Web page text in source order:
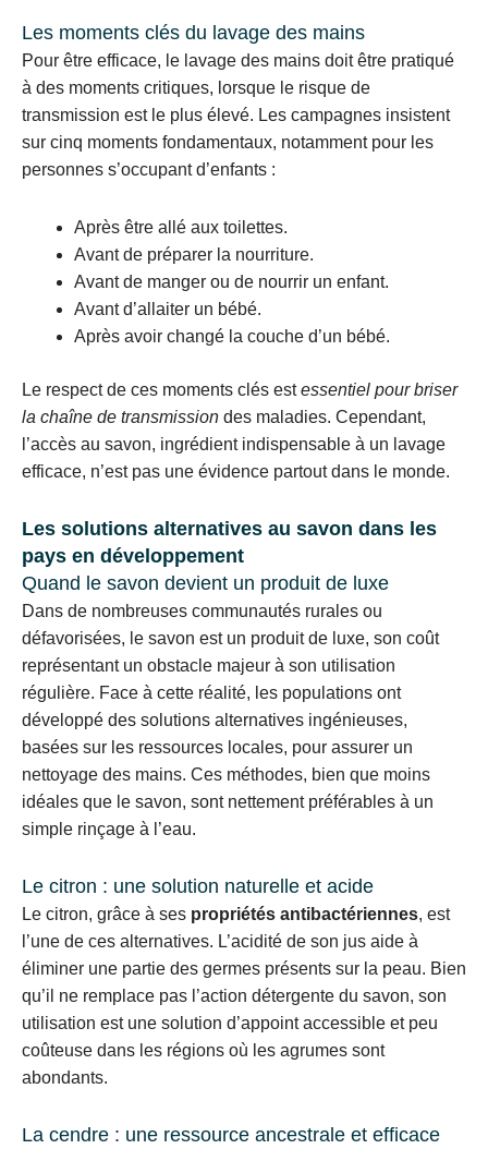
Les moments clés du lavage des mains
Pour être efficace, le lavage des mains doit être pratiqué
à des moments critiques, lorsque le risque de
transmission est le plus élevé. Les campagnes insistent
sur cinq moments fondamentaux, notamment pour les
personnes s’occupant d’enfants :
Après être allé aux toilettes.
Avant de préparer la nourriture.
Avant de manger ou de nourrir un enfant.
Avant d’allaiter un bébé.
Après avoir changé la couche d’un bébé.
Le respect de ces moments clés estessentiel pour briser
la chaîne de transmission des maladies. Cependant,
l’accès au savon, ingrédient indispensable à un lavage
efficace, n’est pas une évidence partout dans le monde.
Les solutions alternatives au savon dans les
pays en développement
Quand le savon devient un produit de luxe
Dans de nombreuses communautés rurales ou
défavorisées, le savon est un produit de luxe, son coût
représentant un obstacle majeur à son utilisation
régulière. Face à cette réalité, les populations ont
développé des solutions alternatives ingénieuses,
basées sur les ressources locales, pour assurer un
nettoyage des mains. Ces méthodes, bien que moins
idéales que le savon, sont nettement préférables à un
simple rinçage à l’eau.
Le citron : une solution naturelle et acide
Le citron, grâce à ses propriétés antibactériennes, est
l’une de ces alternatives. L’acidité de son jus aide à
éliminer une partie des germes présents sur la peau. Bien
qu’il ne remplace pas l’action détergente du savon, son
utilisation est une solution d’appoint accessible et peu
coûteuse dans les régions où les agrumes sont
abondants.
La cendre : une ressource ancestrale et efficace